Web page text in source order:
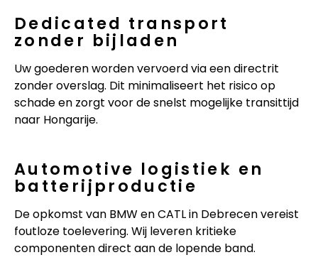
Dedicated transport
zonder bijladen
Uw goederen worden vervoerd via een directrit
zonder overslag. Dit minimaliseert het risico op
schade en zorgt voor de snelst mogelijke transittijd
naar Hongarije.
Automotive logistiek en
batterijproductie
De opkomst van BMW en CATL in Debrecen vereist
foutloze toelevering. Wij leveren kritieke
componenten direct aan de lopende band.